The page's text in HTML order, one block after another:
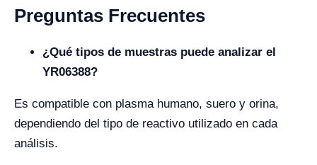
Preguntas Frecuentes
¿Qué tipos de muestras puede analizar el
YR06388?
Es compatible con plasma humano, suero y orina,
dependiendo del tipo de reactivo utilizado en cada
análisis.